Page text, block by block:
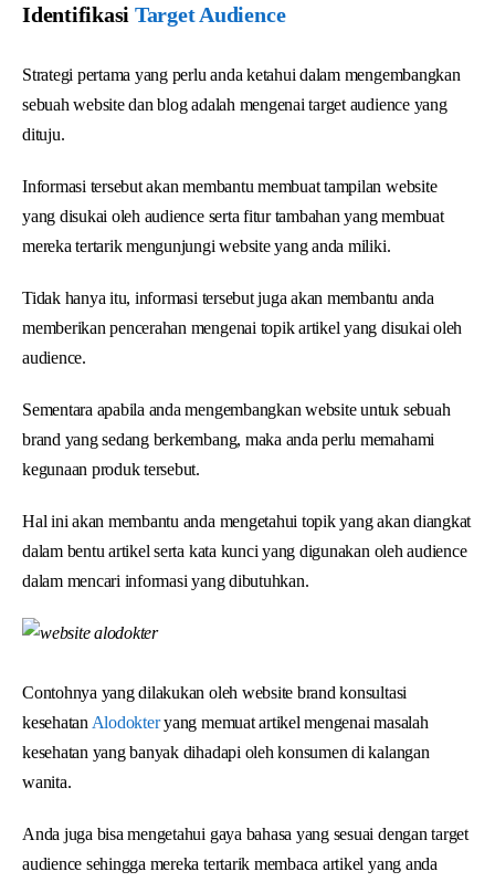
Identifikasi Target Audience
Strategi pertama yang perlu anda ketahui dalam mengembangkan
sebuah website dan blog adalah mengenai target audience yang
dituju.
Informasi tersebut akan membantu membuat tampilan website
yang disukai oleh audience serta fitur tambahan yang membuat
mereka tertarik mengunjungi website yang anda miliki.
Tidak hanya itu, informasi tersebut juga akan membantu anda
memberikan pencerahan mengenai topik artikel yang disukai oleh
audience.
Sementara apabila anda mengembangkan website untuk sebuah
brand yang sedang berkembang, maka anda perlu memahami
kegunaan produk tersebut.
Hal ini akan membantu anda mengetahui topik yang akan diangkat
dalam bentu artikel serta kata kunci yang digunakan oleh audience
dalam mencari informasi yang dibutuhkan.
Contohnya yang dilakukan oleh website brand konsultasi
kesehatan Alodokteryang memuat artikel mengenai masalah
kesehatan yang banyak dihadapi oleh konsumen di kalangan
wanita.
Anda juga bisa mengetahui gaya bahasa yang sesuai dengan target
audience sehingga mereka tertarik membaca artikel yang anda